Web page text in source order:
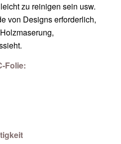
zu reinigen sein usw.
von Designs erforderlich,
Folie: